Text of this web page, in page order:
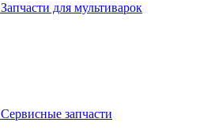
Запчасти для мультиварок
Сервисные запчасти